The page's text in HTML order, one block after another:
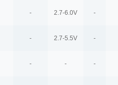
- 2.7-6.0V -
- 2.7-5.5V -
- - -